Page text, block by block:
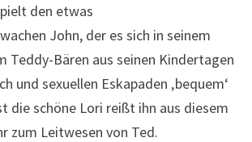
den etwas
John, der es sich in seinem
Teddy-Bären aus seinen Kindertagen
und sexuellen Eskapaden ‚bequem‘
die schöne Lori reißt ihn aus diesem
zum Leitwesen von Ted.